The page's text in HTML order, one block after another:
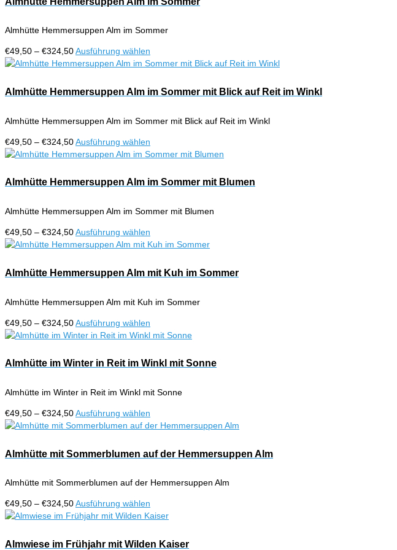
Produktseite
werden
Varianten
Die
können
auf
Produktseite
werden
Almhütte Hemmersuppen Alm im Sommer
€49,50 – €324,50Preisspanne:
€49,50
€324,50
Ausführung wählen
Produkt
mehrere
Varianten
Die
können
auf
Produktseite
werden
Almhütte Hemmersuppen Alm im Sommer mit Blick auf Reit im Winkl
Almhütte Hemmersuppen Alm im Sommer mit Blick auf Reit im Winkl
€49,50 – €324,50Preisspanne:
€49,50
€324,50
Ausführung wählen
Produkt
mehrere
Die
können
auf
Produktseite
werden
Almhütte Hemmersuppen Alm im Sommer mit Blumen
Almhütte Hemmersuppen Alm im Sommer mit Blumen
€49,50 – €324,50Preisspanne:
€49,50
Ausführung wählen
Produkt
mehrere
Varianten
Die
können
auf
Produktseite
werden
Almhütte Hemmersuppen Alm mit Kuh im Sommer
Almhütte Hemmersuppen Alm mit Kuh im Sommer
€49,50 – €324,50Preisspanne:
€49,50
€324,50
Ausführung wählen
Produkt
mehrere
Varianten
Die
können
auf
Produktseite
werden
Almhütte im Winter in Reit im Winkl mit Sonne
Almhütte im Winter in Reit im Winkl mit Sonne
€49,50 – €324,50Preisspanne:
€49,50
Ausführung wählen
Produkt
mehrere
Varianten
Die
können
auf
Produktseite
Almhütte mit Sommerblumen auf der Hemmersuppen Alm
Almhütte mit Sommerblumen auf der Hemmersuppen Alm
€49,50 – €324,50Preisspanne:
€49,50
€324,50
Ausführung wählen
Produkt
mehrere
Almwiese im Frühjahr mit Wilden Kaiser